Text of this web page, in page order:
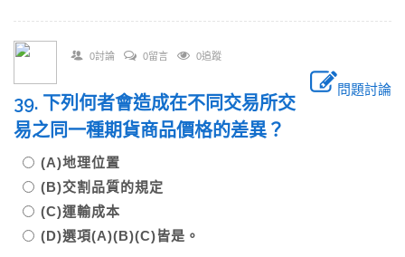
0討論 0留言 0追蹤
問題討論
39. 下列何者會造成在不同交易所交
易之同一種期貨商品價格的差異？
(A)地理位置
(B)交割品質的規定
(C)運輸成本
(D)選項(A)(B)(C)皆是。